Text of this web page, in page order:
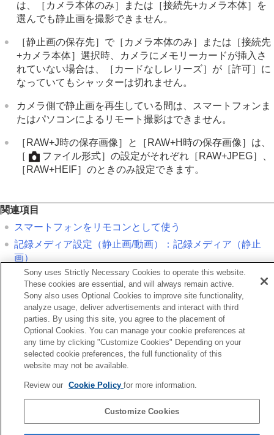
は、
［カメラ本体のみ］ または ［接続先+カメラ本体］ を
選んでも静止画を撮影できません。
［静止画の保存先］ で ［カメラ本体のみ］ または ［接続先
+カメラ本体］選択時、カメラにメモリーカードが挿入さ
れていない場合は、
［カードなしレリーズ］ が ［許可］ に
なっていてもシャッターは切れません。
カメラ側で静止画を再生している間は、スマートフォンま
たはパソコンによるリモート撮影はできません。
［RAW+J時の保存画像］ と ［RAW+H時の保存画像］ は、
［
ファイル形式］ の設定がそれぞれ ［RAW+JPEG］
［RAW+HEIF］のときのみ設定できます。
関連項目
スマートフォンをリモコンとして使う
記録メディア設定 （静止画/動画）： 記録メディア （静止
画）
ートフォンをリモコンとして使う
次へ
カメラで選んで転送（スマートフォン転
TP1001368900
お使いのカメラの本体ソフトウェアがVer.2.00未満の場合は下記URLの
ヘルプガイドをご覧ください。
https://helpguide.sony.net/ilc/2040/v1/ja/index.html
Sony uses Strictly Necessary Cookies to operate this website.
These cookies are essential, and will always remain active.
Sony also uses Optional Cookies to improve site functionality,
analyze usage, deliver advertisements and interact with third
parties. By using this site, you agree to the placement of
Optional Cookies. You can manage your cookie preferences at
any time by clicking "Customize Cookies" Depending on your
selected cookie preferences, the full functionality of this
website may not be available.
Review our Cookie Policyfor more information.
Customize Cookies